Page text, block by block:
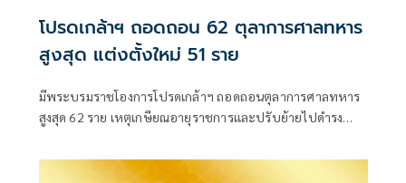
โปรดเกล้าฯ ถอดถอน 62 ตุลาการศาลทหาร
สูงสุด แต่งตั้งใหม่ 51 ราย
มีพระบรมราชโองการโปรดเกล้าฯ ถอดถอนตุลาการศาลทหาร
สูงสุด 62 ราย เหตุเกษียณอายุราชการและปรับย้ายไปดำรง
แทน 51 ราย